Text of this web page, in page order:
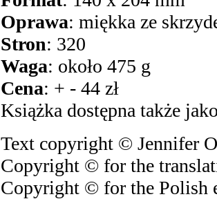
Oprawa: miękka ze
Stron: 320
Waga: około 475 g
Cena: + - 44 zł
Książka dostępna także
Text copyright © Jennifer
Copyright © for the
Copyright © for the Polish